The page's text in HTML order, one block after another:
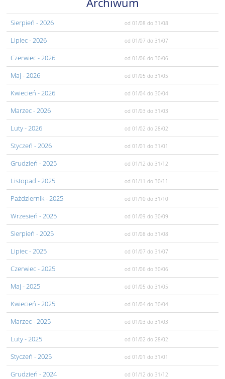
Sierpień - 2026 od 01/08 do 31/08
Lipiec- 2026 od 01/07 do 31/07
Czerwiec- 2026 od 01/06 do 30/06
Maj - 2026 od 01/05 do 31/05
Kwiecień - 2026 od 01/04 do 30/04
Marzec- 2026 od 01/03 do 31/03
Luty- 2026 od 01/02 do 28/02
Styczeń - 2026 od 01/01 do 31/01
Grudzień - 2025 od 01/12 do 31/12
Listopad - 2025 od 01/11 do 30/11
Pażdziernik- 2025 od 01/10 do 31/10
Wrzesień - 2025 od 01/09 do 30/09
Sierpień - 2025 od 01/08 do 31/08
Lipiec- 2025 od 01/07 do 31/07
Czerwiec- 2025 od 01/06 do 30/06
Maj - 2025 od 01/05 do 31/05
Kwiecień - 2025 od 01/04 do 30/04
Marzec- 2025 od 01/03 do 31/03
Luty- 2025 od 01/02 do 28/02
Styczeń - 2025 od 01/01 do 31/01
Grudzień - 2024 od 01/12 do 31/12